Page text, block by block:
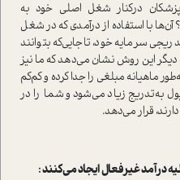
در‌کنار شغل اصلی خود به
با ا‌ستفاده از در‌آمدی که در شغل
سرمایه‌ خود، تا‌جایی‌که بتوانند
‌دیگر این روش نشان می‌دهد که ما نیز
ماهیانه مبلغی را جدا کرده و کم‌کم
به‌تدریج زیاد می‌شود و شما را در
قرار می‌دهد.
در‌آمد غیرفعال ایجاد می‌کنند :